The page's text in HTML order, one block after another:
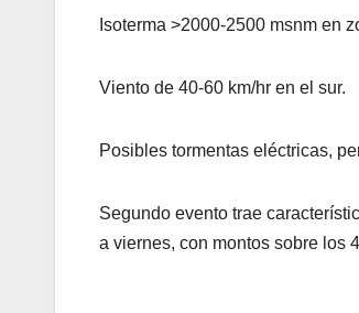
Isoterma >2000-2500 msnm en
Viento de 40-60 km/hr en el sur.
Posibles tormentas eléctricas,
Segundo evento trae
a viernes, con montos sobre los